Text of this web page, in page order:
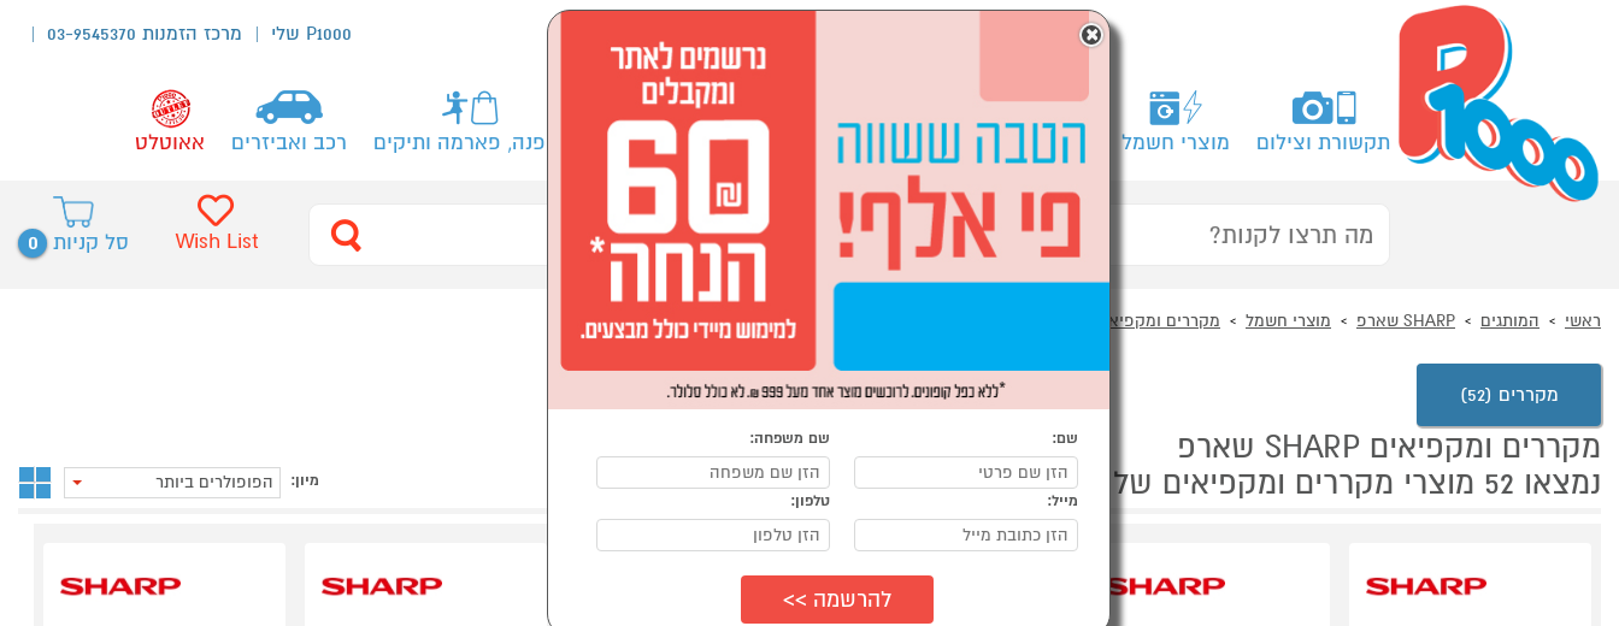
P1000 שלי מרכז הזמנות 03-9545370
תקשורת וצילום מוצרי חשמל מחשבים וציוד היקפי לבית ולגן ספורט, מחנאות וילדים אופנה, פארמה ותיקים רכב ואביזרים אאוטלט
סל קניות 0 Wish List
ראשי המותגים SHARP שארפ מוצרי חשמל מקררים ומקפיאים
מקררים (52)
מקררים ומקפיאים SHARP שארפ
נמצאו 52 מוצרי מקררים ומקפיאים של מוצרי SHARP שארפ
מיון: הפופולרים ביותר
×
שם: שם משפחה:
מייל: טלפון: